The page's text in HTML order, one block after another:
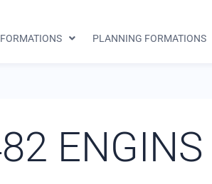
PLANNING FORMATIONS